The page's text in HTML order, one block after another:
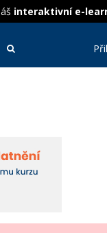
interaktivní e-